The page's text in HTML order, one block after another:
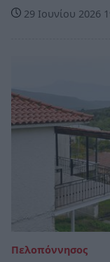
29 Ιουνίου 2026
Πελοπόννησος